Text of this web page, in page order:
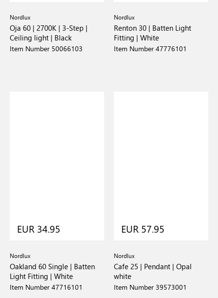
Nordlux
Oja 60 | 2700K | 3-Step |
Ceiling light | Black
Item Number 50066103
Nordlux
Renton 30 | Batten Light
Fitting | White
Item Number 47776101
EUR 34.95
Nordlux
Oakland 60 Single | Batten
Light Fitting | White
Item Number 47716101
EUR 57.95
Nordlux
Cafe 25 | Pendant | Opal
white
Item Number 39573001